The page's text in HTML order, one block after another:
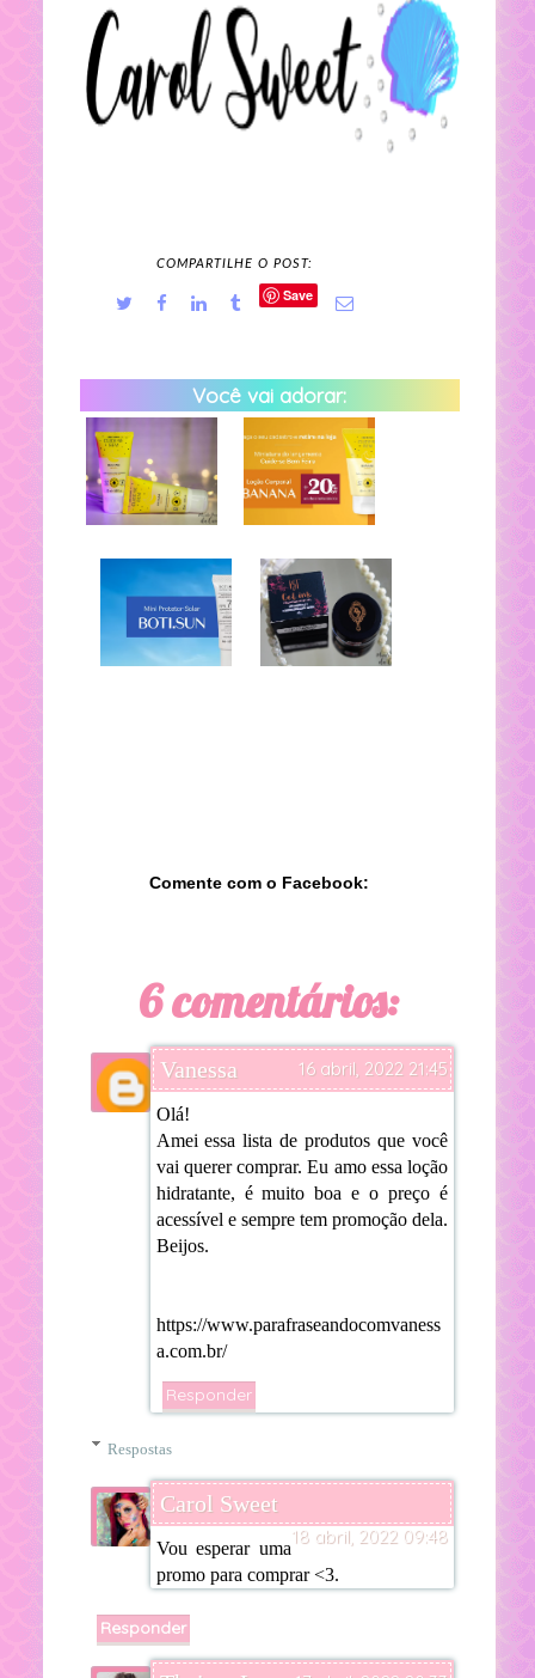
COMPARTILHE O POST:
Save
Você vai adorar:
Comente com o Facebook:
6 comentários:
Vanessa 16 abril, 2022 21:45
Olá!
Amei essa lista de produtos que você
vai querer comprar. Eu amo essa loção
hidratante, é muito boa e o preço é
acessível e sempre tem promoção dela.
Beijos.
https://www.parafraseandocomvaness
a.com.br/
Responder
Respostas
Carol Sweet
18 abril, 2022 09:48
Vou esperar uma
promo para comprar <3.
Responder